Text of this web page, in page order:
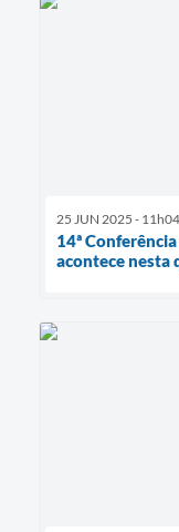
25 JUN 2025 - 11h04
14ª
acontece nesta